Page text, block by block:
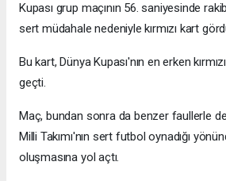
Kupası grup maçının 56. saniyesinde
sert müdahale nedeniyle kırmızı kart
Bu kart, Dünya Kupası'nın en erken
geçti.
Maç, bundan sonra da benzer faullerle
Milli Takımı'nın sert futbol oynadığı
oluşmasına yol açtı.